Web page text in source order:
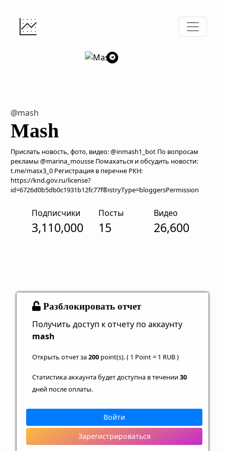
@mash
Mash
Прислать новость, фото, видео: @inmash1_bot По вопросам
рекламы @marina_mousse Помахаться и обсудить новости:
t.me/masx3_0 Регистрация в перечне РКН:
https://knd.gov.ru/license?
id=6726d0b5db0c1931b12fc77f®istryType=bloggersPermission
Подписчики
3,110,000
Посты
15
Видео
26,600
Разблокировать отчет
Получить доступ к отчету по аккаунту
mash
Открыть отчет за200 point(s). ( 1 Point = 1 RUB )
Статистика аккаунта будет доступна в течении30
дней после оплаты.
Войти
Зарегистрироваться